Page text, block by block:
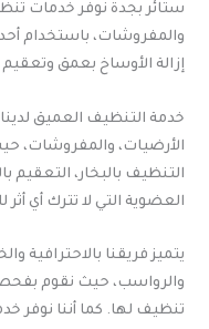
ستائر بجدة نوفر خدمات
والمفروشات، باستخدام
إزالة الأوساخ بعمق
خدمة التنظيف العميق
الأرضيات، والمفروشات،
التنظيف بالبخار،
العضوية التي لا تترك أي أثر
يتميز فريقنا بالاحترافية
والرواسب، حيث نقوم
تنظيف لها. كما أننا نوفر